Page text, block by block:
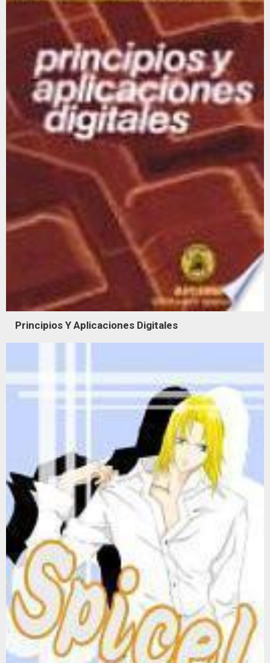
Principios Y Aplicaciones Digitales